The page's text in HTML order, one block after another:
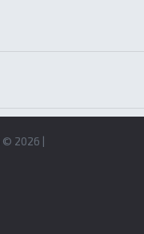
© 2026 |